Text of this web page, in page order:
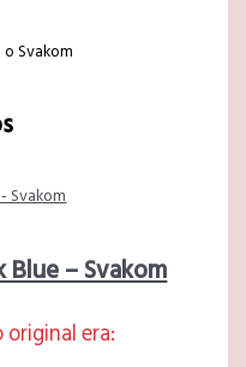
Svakom
Blue – Svakom
original era: